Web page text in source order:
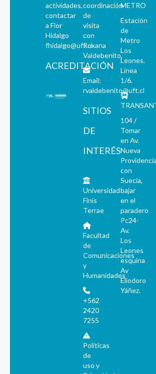
actividades,
contactar
a Flor
Hidalgo
fhidalgo@uft.cl
ACREDITACIÓN
coordinación
de
visita
con
Roxana
Valdebenito.
Email:
rvaldebenito@uft.cl
SITIOS
DE
INTERÉS
Universidad
Finis
Terrae
Facultad
de
Comunicaciones
y
Humanidades
+562
2420
7255
Políticas
de
uso y
METRO
Estación
de
Metro
Los
Leones.
Línea
1/6.
104 /
Tomar
en Av.
Nueva
Providencia
con
Suecia,
bajar
en el
paradero
Pc24-
Av.
Los
Leones
esquina
Av
Eliodoro
Yáñez.